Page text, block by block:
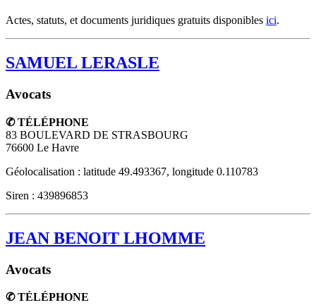
Actes, statuts, et documents juridiques gratuits disponibles ici.
SAMUEL LERASLE
Avocats
✆ TÉLÉPHONE
83 BOULEVARD DE STRASBOURG
76600 Le Havre
Géolocalisation : latitude 49.493367, longitude 0.110783
Siren : 439896853
JEAN BENOIT LHOMME
Avocats
✆ TÉLÉPHONE